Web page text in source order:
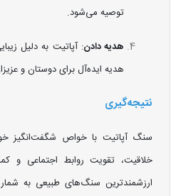
توصیه می‌شود.
هدیه دادن: آپاتیت به دلیل
هدیه ایده‌آل برای دوستان و
نتیجه‌گیری
سنگ آپاتیت با خواص شگفت‌انگیز
خلاقیت، تقویت روابط اجتماعی و
ارزشمندترین سنگ‌های طبیعی به